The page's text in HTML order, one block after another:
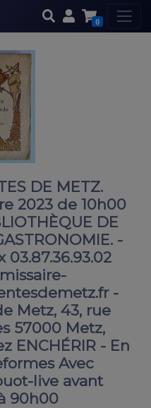
0
DE METZ.
2023 de 10h00
DE
-
03.87.36.93.02
-
Metz, 43, rue
57000 Metz,
ENCHÉRIR - En
Avec
live avant
90h00